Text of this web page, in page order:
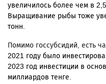
увеличилось более чем в
Выращивание рыбы тоже
тонн.
Помимо госсубсидий, есть
2021 году было
2023 год инвестиции в
миллиардов тенге.